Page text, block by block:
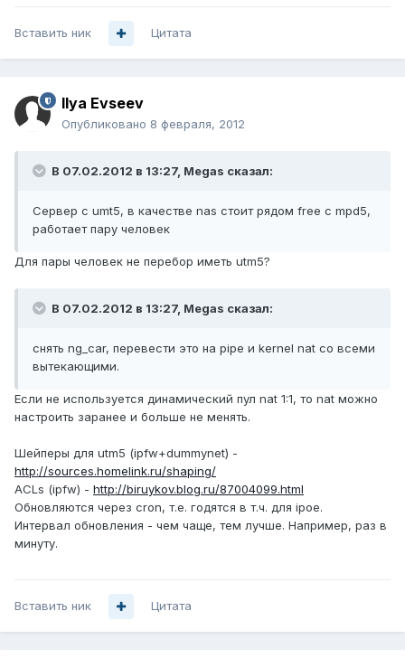
Вставить ник Цитата
Ilya Evseev
Опубликовано 8 февраля, 2012
В 07.02.2012 в 13:27, Megas сказал:
Сервер с umt5, в качестве nas стоит рядом free с mpd5,
работает пару человек
Для пары человек не перебор иметь utm5?
В 07.02.2012 в 13:27, Megas сказал:
снять ng_car, перевести это на pipe и kernel nat со всеми
вытекающими.
Если не используется динамический пул nat 1:1, то nat можно
настроить заранее и больше не менять.
Шейперы для utm5 (ipfw+dummynet) -
http://sources.homelink.ru/shaping/
ACLs (ipfw) - http://biruykov.blog.ru/87004099.html
Обновляются через cron, т.е. годятся в т.ч. для ipoe.
Интервал обновления - чем чаще, тем лучше. Например, раз в
минуту.
Вставить ник Цитата